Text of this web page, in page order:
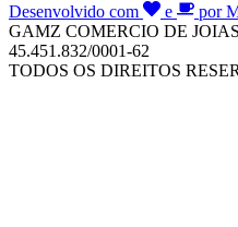
Desenvolvido com e
por
GAMZ COMERCIO DE
45.451.832/0001-62
TODOS OS DIREITOS